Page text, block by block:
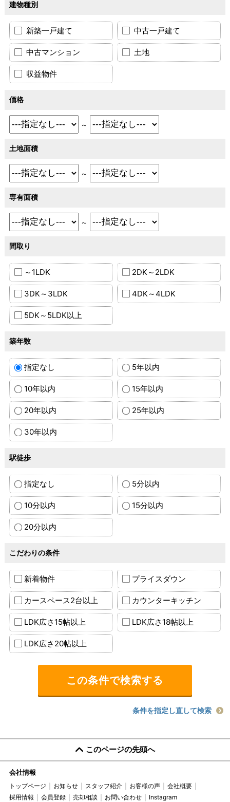
建物種別
新築一戸建て 中古一戸建て
中古マンション 土地
収益物件
価格
～
土地面積
～
専有面積
～
間取り
～1LDK 2DK～2LDK
3DK～3LDK 4DK～4LDK
5DK～5LDK以上
築年数
指定なし 5年以内
10年以内 15年以内
20年以内 25年以内
30年以内
駅徒歩
指定なし 5分以内
10分以内 15分以内
20分以内
こだわりの条件
新着物件 プライスダウン
カースペース2台以上 カウンターキッチン
LDK広さ15帖以上 LDK広さ18帖以上
LDK広さ20帖以上
条件を指定し直して検索
このページの先頭へ
会社情報
トップページ お知らせ スタッフ紹介 お客様の声
会社概要
採用情報
会員登録 売却相談 お問い合わせ Instagram